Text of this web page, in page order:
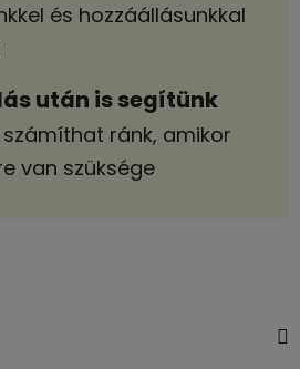
és hozzáállásunkkal
után is segítünk
ránk, amikor
van szüksége